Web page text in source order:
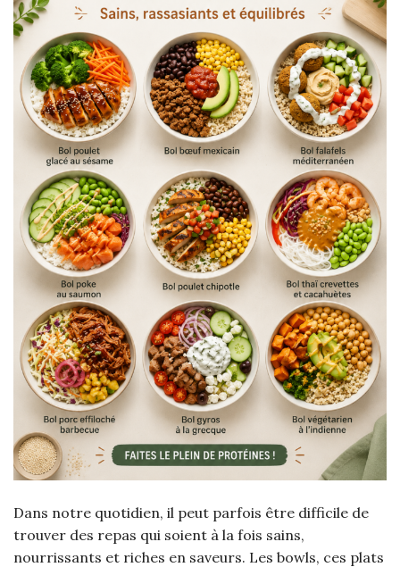
Dans notre quotidien, il peut parfois être difficile de
trouver des repas qui soient à la fois sains,
nourrissants et riches en saveurs. Les bowls, ces plats